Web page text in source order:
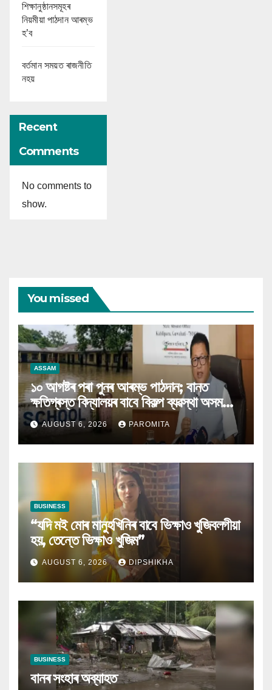
শিক্ষানুষ্ঠানসমূহৰ
নিয়মীয়া পাঠদান আৰম্ভ
হ’ব
বৰ্তমান সময়ত ৰাজনীতি
নহয়
Recent
Comments
No comments to
show.
You missed
ASSAM
১০ আগষ্টৰ পৰা পুনৰ আৰম্ভ পাঠদান; বানত
ক্ষতিগ্ৰস্ত বিদ্যালয়ৰ বাবে বিকল্প ব্যৱস্থা অসম
চৰকাৰৰ
AUGUST 6, 2026 PAROMITA
BUSINESS
“যদি মই মোৰ মানুহখিনিৰ বাবে ভিক্ষাও খুজিবলগীয়া
হয়, তেন্তে ভিক্ষাও খুজিম”
AUGUST 6, 2026 DIPSHIKHA
BUSINESS
বানৰ সংহাৰ অব্যাহত